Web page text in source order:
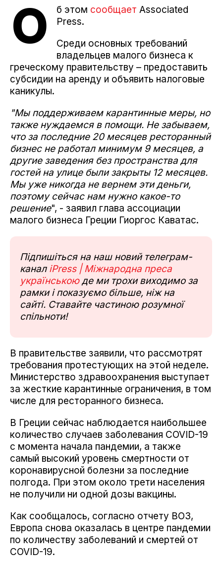
О б этом сообщает Associated
Press.
Среди основных требований
владельцев малого бизнеса к
греческому правительству – предоставить
субсидии на аренду и объявить налоговые
каникулы.
"Мы поддерживаем карантинные меры, но
также нуждаемся в помощи. Не забываем,
что за последние 20 месяцев ресторанный
бизнес не работал минимум 9 месяцев, а
другие заведения без пространства для
гостей на улице были закрыты 12 месяцев.
Мы уже никогда не вернем эти деньги,
поэтому сейчас нам нужно какое-то
решение", - заявил глава ассоциации
малого бизнеса Греции Гиоргос Каватас.
Підпишіться на наш новий телеграм-
канал iPress | Міжнародна преса
українськоюде ми трохи виходимо за
рамки і показуємо більше, ніж на
сайті. Ставайте частиною розумної
спільноти!
В правительстве заявили, что рассмотрят
требования протестующих на этой неделе.
Министерство здравоохранения выступает
за жесткие карантинные ограничения, в том
числе для ресторанного бизнеса.
В Греции сейчас наблюдается наибольшее
количество случаев заболевания COVID-19
с момента начала пандемии, а также
самый высокий уровень смертности от
коронавирусной болезни за последние
полгода. При этом около трети населения
не получили ни одной дозы вакцины.
Как сообщалось, согласно отчету ВОЗ,
Европа снова оказалась в центре пандемии
по количеству заболеваний и смертей от
COVID-19.